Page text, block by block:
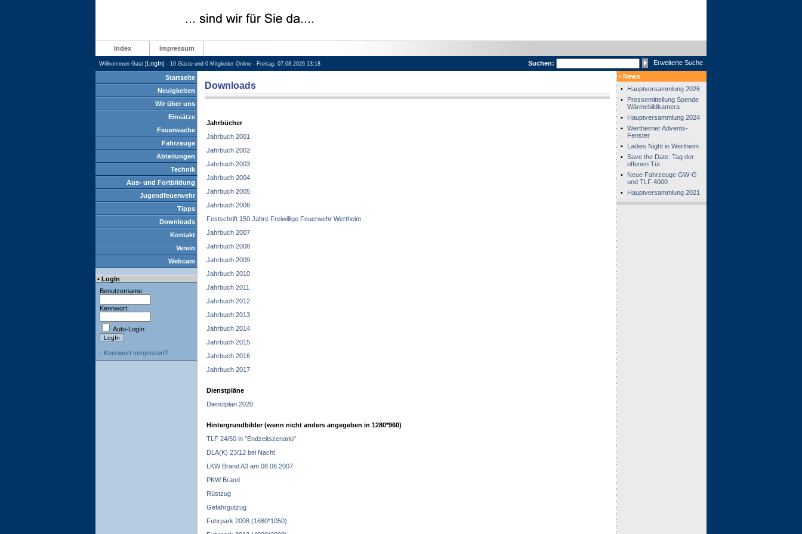
Index Impressum
Willkommen Gast [LogIn] - 10 Gäste und 0 Mitglieder Online - Freitag, 07.08.2026 13:18 Suchen: Erweiterte Suche
Startseite
Neuigkeiten
Wir über uns
Einsätze
Feuerwache
Fahrzeuge
Abteilungen
Technik
Aus- und Fortbildung
Jugendfeuerwehr
Tipps
Downloads
Kontakt
Verein
Webcam
• LogIn
Benutzername:
Kennwort:
Auto-LogIn
- Kennwort vergessen?
Downloads
Jahrbücher
Jahrbuch 2001
Jahrbuch 2002
Jahrbuch 2003
Jahrbuch 2004
Jahrbuch 2005
Jahrbuch 2006
Festschrift 150 Jahre Freiwillige Feuerwehr Wertheim
Jahrbuch 2007
Jahrbuch 2008
Jahrbuch 2009
Jahrbuch 2010
Jahrbuch 2011
Jahrbuch 2012
Jahrbuch 2013
Jahrbuch 2014
Jahrbuch 2015
Jahrbuch 2016
Jahrbuch 2017
Dienstpläne
Dienstplan 2020
Hintergrundbilder (wenn nicht anders angegeben in 1280*960)
TLF 24/50 in "Endzeitszenario"
DLA(K) 23/12 bei Nacht
LKW Brand A3 am 08.06.2007
PKW Brand
Rüstzug
Gefahrgutzug
Fuhrpark 2008 (1680*1050)
• News
•
Hauptversammlung 2026
•
Pressemitteilung Spende
Wärmebildkamera
•
Hauptversammlung 2024
• Wertheimer Advents-
Fenster
•
Ladies Night in Wertheim
• Save the Date: Tag der
offenen Tür
•
Neue Fahrzeuge GW-G
und TLF 4000
•
Hauptversammlung 2021